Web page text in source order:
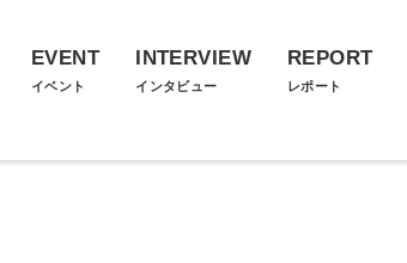
EVENT
イベント
INTERVIEW
インタビュー
REPORT
レポート